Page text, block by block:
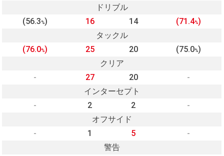
ドリブル
(56.3%) 16 14 (71.4%)
タックル
(76.0%) 25 20 (75.0%)
クリア
-
27 20
-
インターセプト
-
2 2
-
オフサイド
-
1 5
-
警告